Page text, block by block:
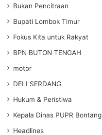
Bukan Pencitraan
Bupati Lombok Timur
Fokus Kita untuk Rakyat
BPN BUTON TENGAH
motor
DELI SERDANG
Hukum & Peristiwa
Kepala Dinas PUPR Bontang
Headlines